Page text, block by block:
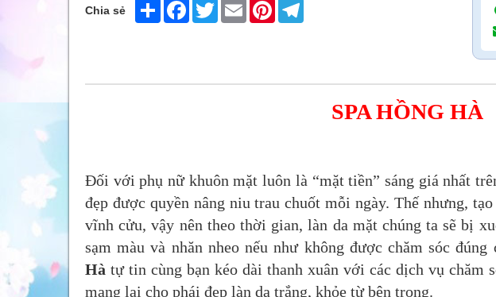
Chia sẻ Share FacebookTwitter Email Pinterest
SPA HỒNG HÀ
Đối với phụ nữ khuôn mặt luôn là “mặt tiền” sáng giá nhất
đẹp được quyền nâng niu trau chuốt mỗi ngày. Thế nhưng,
vĩnh cửu, vậy nên theo thời gian, làn da mặt chúng ta sẽ bị
sạm màu và nhăn nheo nếu như không được chăm sóc
Hà tự tin cùng bạn kéo dài thanh xuân với các dịch vụ chăm
mang lại cho phái đẹp làn da trắng, khỏe từ bên trong.